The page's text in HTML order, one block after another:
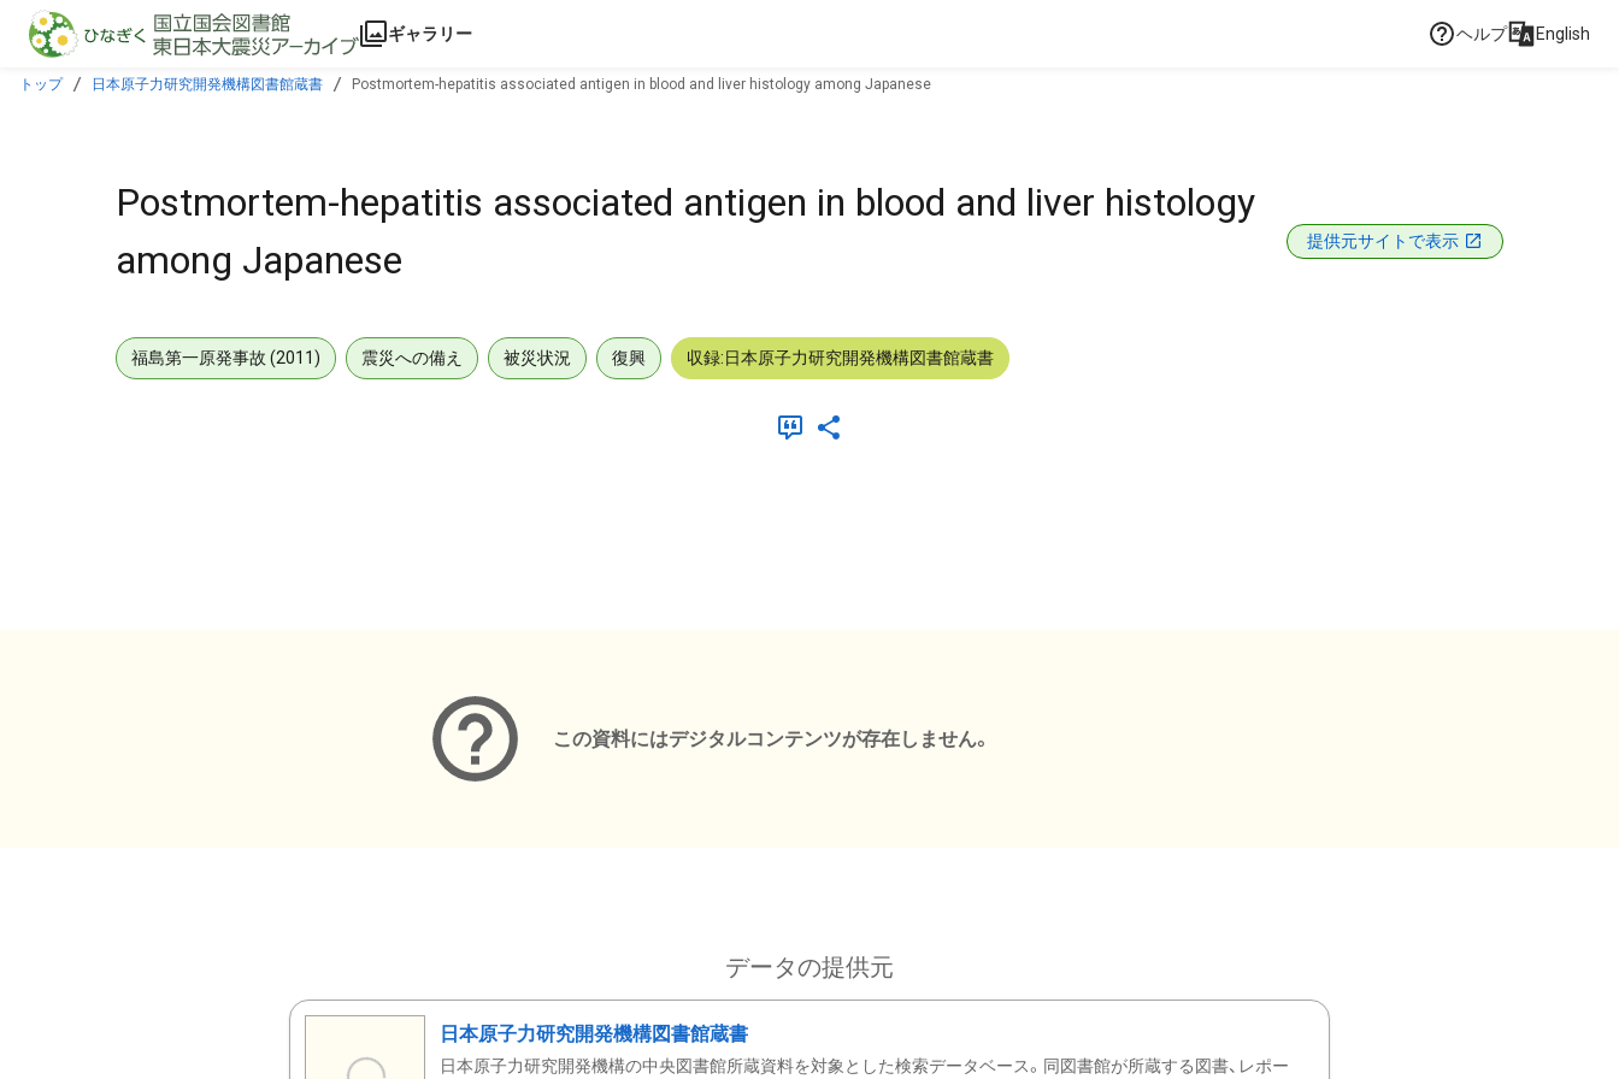
本文に飛ぶ
ギャラリー ヘルプ English
トップ 日本原子力研究開発機構図書館蔵書 Postmortem-hepatitis associated antigen in blood and liver histology among Japanese
Postmortem-hepatitis associated antigen in blood and liver histology
among Japanese
提供元サイトで表示
福島第一原発事故 (2011) 震災への備え 被災状況 復興 収録:日本原子力研究開発機構図書館蔵書
この資料にはデジタルコンテンツが存在しません。
データの提供元
日本原子力研究開発機構図書館蔵書
日本原子力研究開発機構の中央図書館所蔵資料を対象とした検索データベース。同図書館が所蔵する図書、レポー